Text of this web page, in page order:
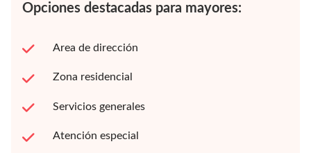
Opciones destacadas para mayores:
Area de dirección
Zona residencial
Servicios generales
Atención especial